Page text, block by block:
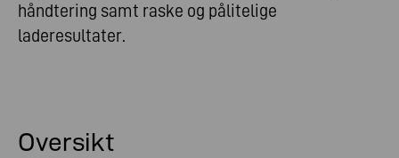
håndtering samt raske og pålitelige
laderesultater.
Oversikt